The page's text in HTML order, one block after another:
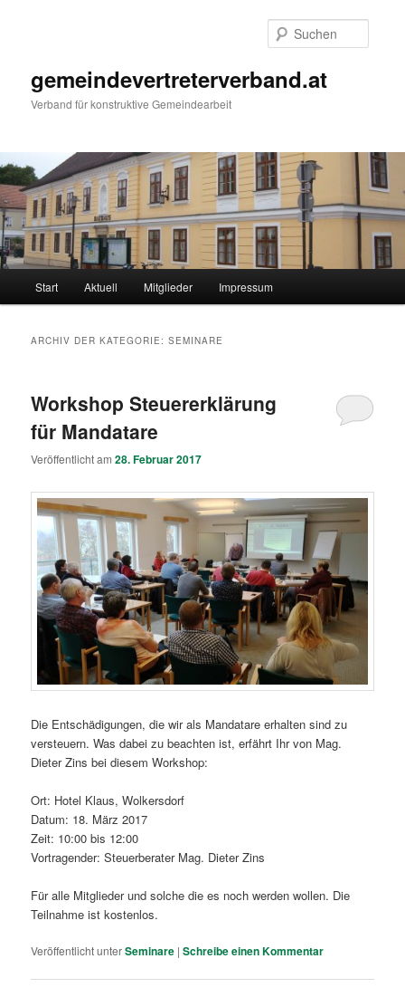
gemeindevertreterverband.at
Verband für konstruktive Gemeindearbeit
Start Aktuell Mitglieder Impressum
ARCHIV DER KATEGORIE:SEMINARE
Workshop Steuererklärung
für Mandatare
Veröffentlicht am28. Februar 2017
Die Entschädigungen, die wir als Mandatare erhalten sind zu
versteuern. Was dabei zu beachten ist, erfährt Ihr von Mag.
Dieter Zins bei diesem Workshop:
Ort: Hotel Klaus, Wolkersdorf
Datum: 18. März 2017
Zeit: 10:00 bis 12:00
Vortragender: Steuerberater Mag. Dieter Zins
Für alle Mitglieder und solche die es noch werden wollen. Die
Teilnahme ist kostenlos.
Veröffentlicht unterSeminare |Schreibe einen Kommentar